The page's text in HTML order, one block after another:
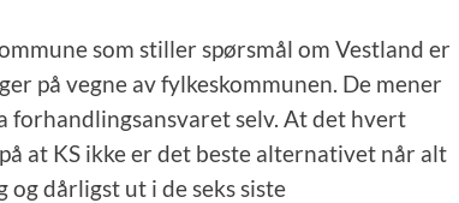
som stiller spørsmål om Vestland er
på vegne av fylkeskommunen. De mener
forhandlingsansvaret selv. At det hvert
at KS ikke er det beste alternativet når alt
dårligst ut i de seks siste